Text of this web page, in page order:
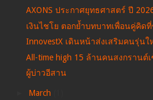
AXONS ประกาศยุทธศาสตร์ ปี
เงินไชโย ตอกย้ำบทบาทเพื่อนคู่คิด
InnovestX เดินหน้าส่งเสริมคนรุ่นใ
All-time high 15 ล้านคนสงกรานต์
ผู้บ่าวอีสาน
March